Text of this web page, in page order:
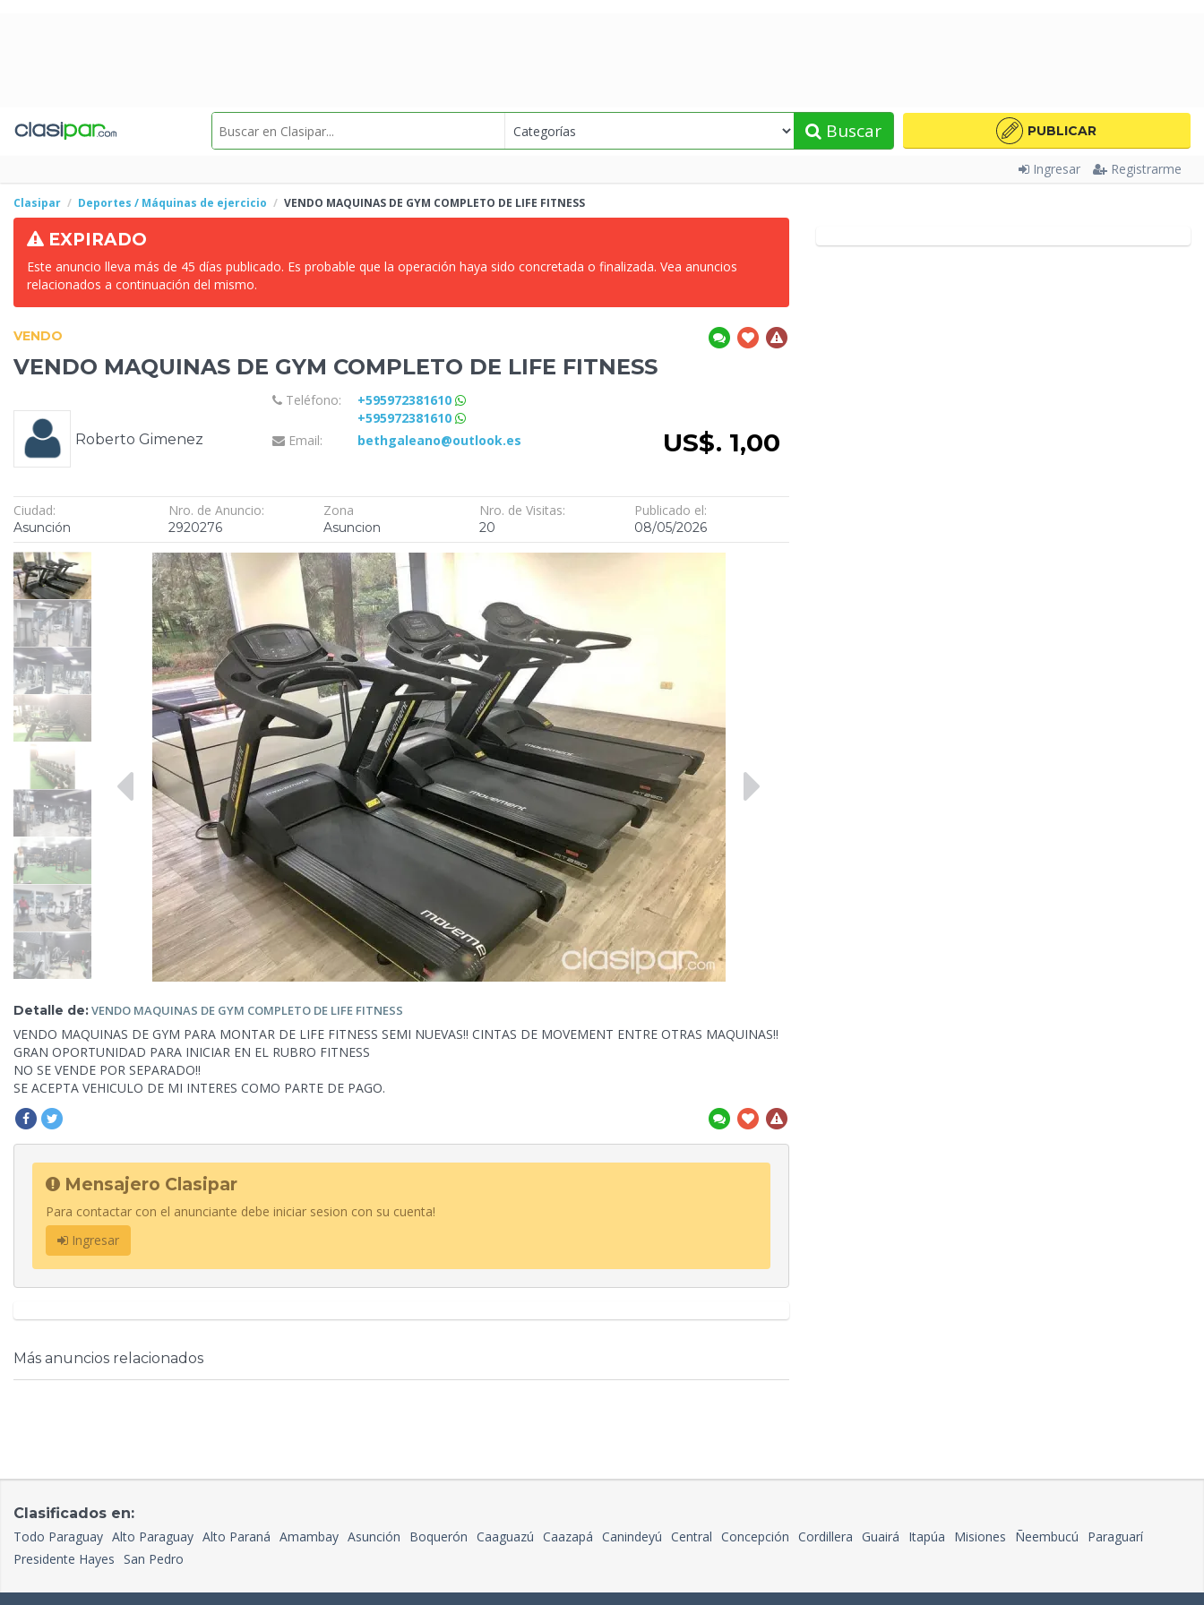
Buscar PUBLICAR
Ingresar Registrarme
Clasipar Deportes / Máquinas de ejercicio VENDO MAQUINAS DE GYM COMPLETO DE LIFE FITNESS
EXPIRADO
Este anuncio lleva más de 45 días publicado. Es probable que la operación haya sido concretada o finalizada. Vea anuncios
relacionados a continuación del mismo.
VENDO
VENDO MAQUINAS DE GYM COMPLETO DE LIFE FITNESS
Roberto Gimenez
Teléfono:
+595972381610
+595972381610
Email:
bethgaleano@outlook.es US$. 1,00
Ciudad:
Asunción
Nro. de Anuncio:
2920276
Zona
Asuncion
Nro. de Visitas:
20
Publicado el:
08/05/2026
Detalle de:VENDO MAQUINAS DE GYM COMPLETO DE LIFE FITNESS
VENDO MAQUINAS DE GYM PARA MONTAR DE LIFE FITNESS SEMI NUEVAS!! CINTAS DE MOVEMENT ENTRE OTRAS MAQUINAS!!
GRAN OPORTUNIDAD PARA INICIAR EN EL RUBRO FITNESS
NO SE VENDE POR SEPARADO!!
SE ACEPTA VEHICULO DE MI INTERES COMO PARTE DE PAGO.
Mensajero Clasipar
Para contactar con el anunciante debe iniciar sesion con su cuenta!
Ingresar
Más anuncios relacionados
Clasificados en:
Todo Paraguay Alto Paraguay Alto Paraná Amambay Asunción Boquerón Caaguazú Caazapá Canindeyú Central Concepción Cordillera Guairá Itapúa Misiones Ñeembucú
Paraguarí
Presidente Hayes San Pedro